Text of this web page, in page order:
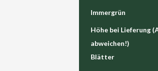
Immergrün
Höhe bei Lieferung
abweichen!)
Blätter